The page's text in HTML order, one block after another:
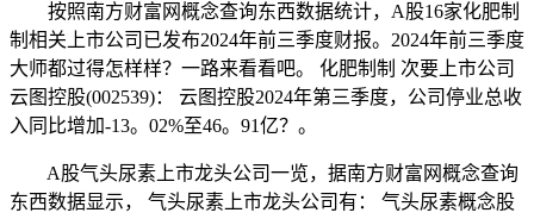
按照南方财富网概念查询东西数据统计，A股16家化肥制
制相关上市公司已发布2024年前三季度财报。2024年前三季度
大师都过得怎样样？一路来看看吧。 化肥制制 次要上市公司
云图控股(002539)： 云图控股2024年第三季度，公司停业总收
入同比增加-13。02%至46。91亿？。
A股气头尿素上市龙头公司一览，据南方财富网概念查询
东西数据显示， 气头尿素上市龙头公司有： 气头尿素概念股